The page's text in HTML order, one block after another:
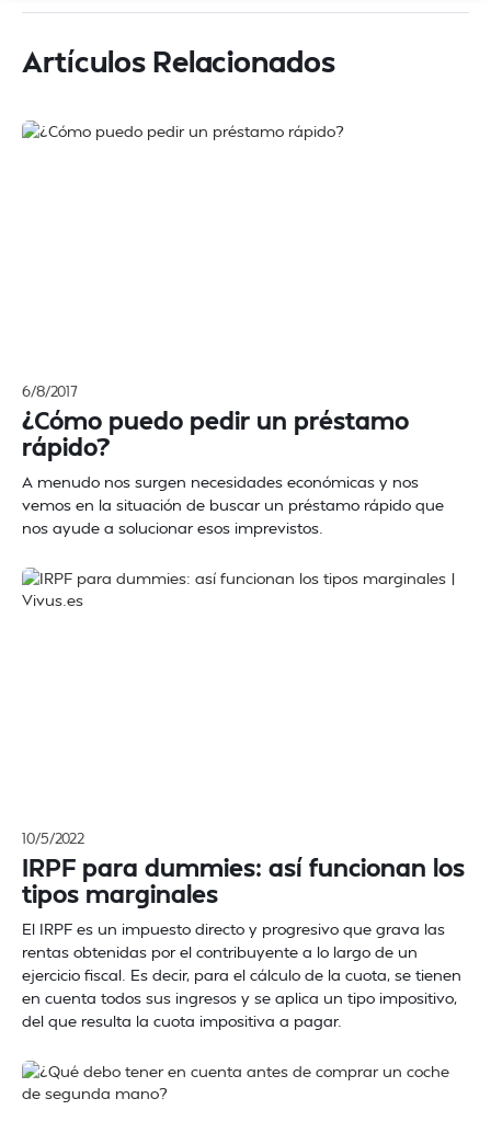
Artículos Relacionados
6/8/2017
¿Cómo puedo pedir un préstamo
rápido?
A menudo nos surgen necesidades económicas y nos
vemos en la situación de buscar un préstamo rápido que
nos ayude a solucionar esos imprevistos.
10/5/2022
IRPF para dummies: así funcionan los
tipos marginales
El IRPF es un impuesto directo y progresivo que grava las
rentas obtenidas por el contribuyente a lo largo de un
ejercicio fiscal. Es decir, para el cálculo de la cuota, se tienen
en cuenta todos sus ingresos y se aplica un tipo impositivo,
del que resulta la cuota impositiva a pagar.